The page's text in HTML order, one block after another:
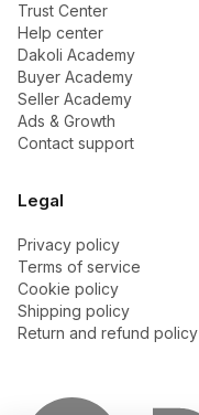
Trust Center
Help center
Dakoli Academy
Buyer Academy
Seller Academy
Ads & Growth
Contact support
Legal
Privacy policy
Terms of service
Cookie policy
Shipping policy
Return and refund policy